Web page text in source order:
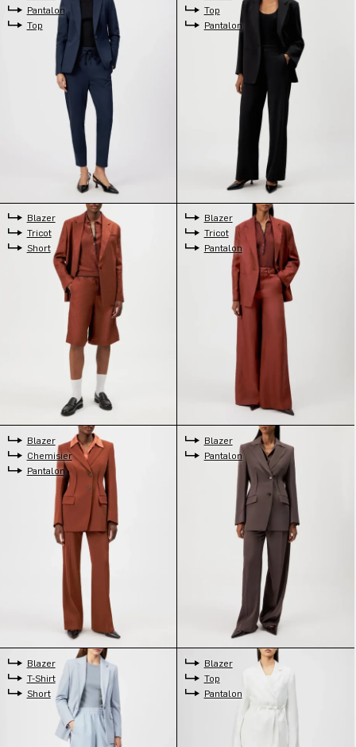
Pantalon
Top
Top
Pantalon
Blazer
Tricot
Short
Blazer
Tricot
Pantalon
Blazer
Chemisier
Pantalon
Blazer
Pantalon
Blazer
T-Shirt
Short
Blazer
Top
Pantalon